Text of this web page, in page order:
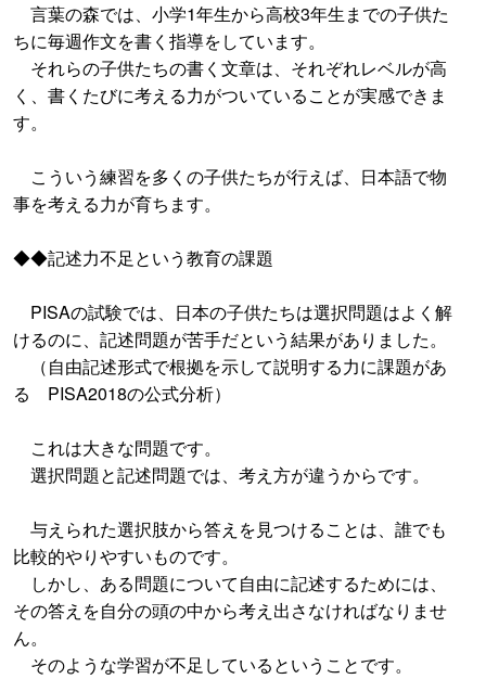
言葉の森では、小学1年生から高校3年生までの子供た
ちに毎週作文を書く指導をしています。
それらの子供たちの書く文章は、それぞれレベルが高
く、書くたびに考える力がついていることが実感できま
す。
こういう練習を多くの子供たちが行えば、日本語で物
事を考える力が育ちます。
◆◆記述力不足という教育の課題
PISAの試験では、日本の子供たちは選択問題はよく解
けるのに、記述問題が苦手だという結果がありました。
（自由記述形式で根拠を示して説明する力に課題があ
る PISA2018の公式分析）
これは大きな問題です。
選択問題と記述問題では、考え方が違うからです。
与えられた選択肢から答えを見つけることは、誰でも
比較的やりやすいものです。
しかし、ある問題について自由に記述するためには、
その答えを自分の頭の中から考え出さなければなりませ
ん。
そのような学習が不足しているということです。